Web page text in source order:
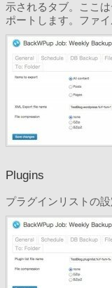
示されるタブ。ここ
ポートします。ファ
Plugins
プラグインリストの